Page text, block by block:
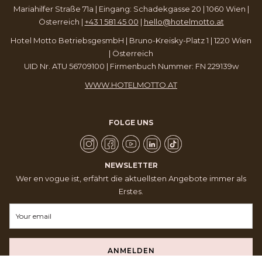
Mariahilfer Straße 71a | Eingang: Schadekgasse 20 | 1060 Wien |
Österreich | +43 1 581 45 00 | hello@hotelmotto.at
Hotel Motto BetriebsgesmbH | Bruno-Kreisky-Platz 1 | 1220 Wien
| Österreich
UID Nr. ATU 56709100 | Firmenbuch Nummer: FN 229139w
WWW.HOTELMOTTO.AT
FOLGE UNS
NEWSLETTER
Wer en vogue ist, erfährt die aktuellsten Angebote immer als
Erstes.
ANMELDEN